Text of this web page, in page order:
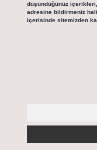
düşündüğünüz içerikleri,
adresine bildirmeniz
içerisinde sitemizden